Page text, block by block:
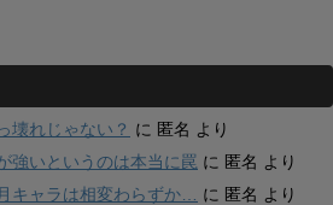
壊れじゃない？ に 匿名 より
強いというのは本当に罠 に 匿名 より
キャラは相変わらずか…
に 匿名 より